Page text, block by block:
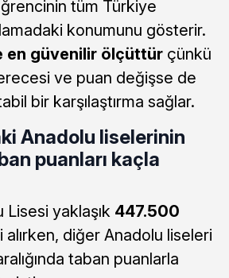
tüm Türkiye
konumunu gösterir.
en güvenilir ölçüttür çünkü
ve puan değişse de
bir karşılaştırma sağlar.
Anadolu liselerinin
puanları kaçla
Lisesi yaklaşık 447.500
alırken, diğer Anadolu liseleri
taban puanlarla